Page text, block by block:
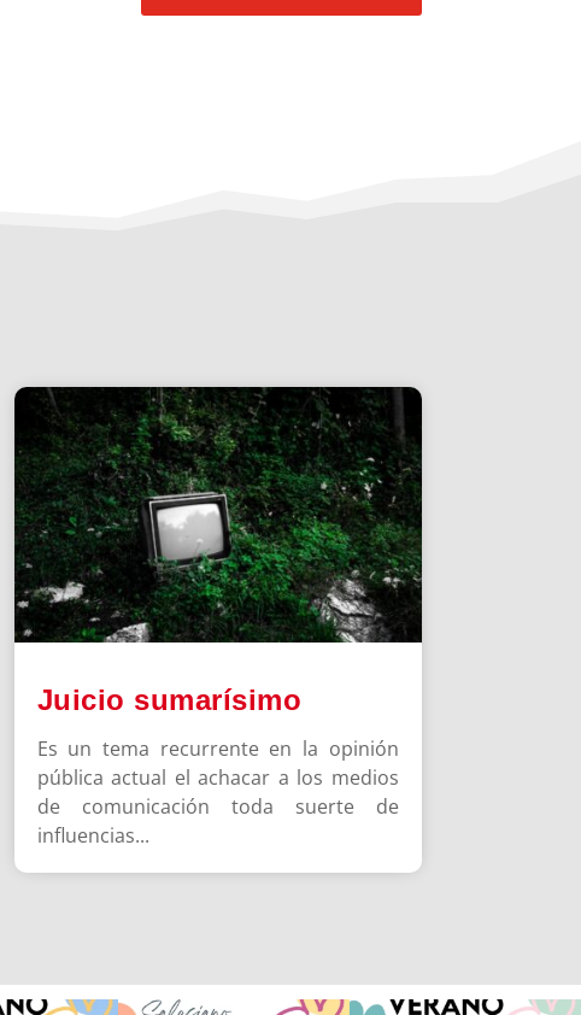
Juicio sumarísimo
Es un tema recurrente en la opinión
pública actual el achacar a los medios
de comunicación toda suerte de
influencias...